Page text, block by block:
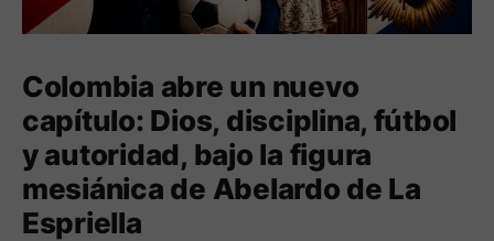
Colombia abre un nuevo
capítulo: Dios, disciplina, fútbol
y autoridad, bajo la figura
mesiánica de Abelardo de La
Espriella